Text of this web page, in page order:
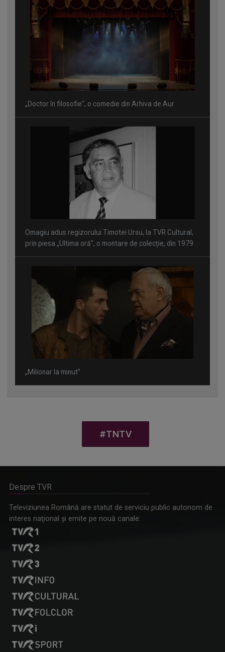
„Doctor în filosofie", o comedie din Arhiva de Aur
Omagiu adus regizorului Timotei Ursu, la TVR Cultural,
prin piesa „Ultima oră”, o montare de colecție, din 1979
„Milionar la minut”
#TNTV
Despre TVR
Televiziunea Română are statut de serviciu public autonom de
interes naţional şi emite pe nouă canale: